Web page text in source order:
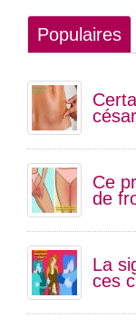
Populaires
Ce
de
La
ces